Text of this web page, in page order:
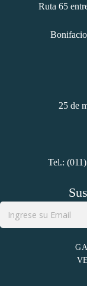
Ruta 65
25 de
Tel.: